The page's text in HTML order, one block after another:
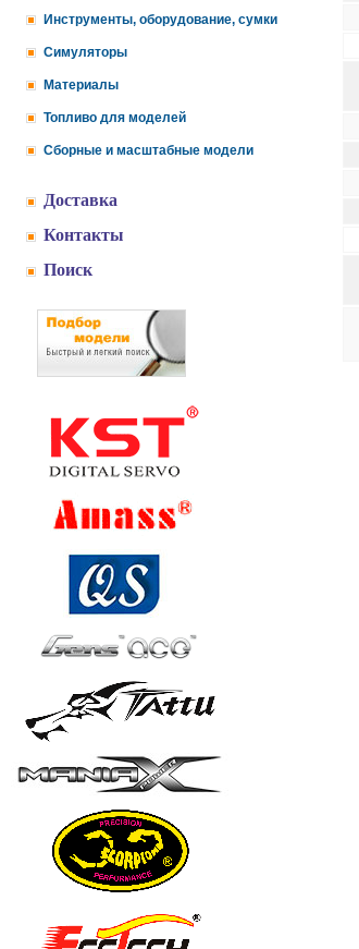
Инструменты, оборудование, сумки
Симуляторы
Материалы
Топливо для моделей
Сборные и масштабные модели
Доставка
Контакты
Поиск